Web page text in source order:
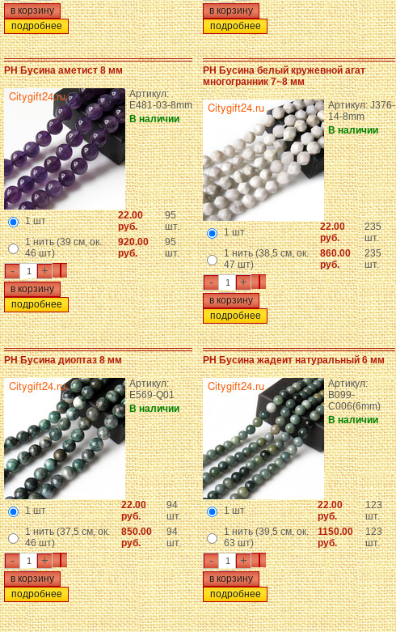
подробнее подробнее
PH Бусина аметист 8 мм
Артикул:
E481-03-8mm
В наличии
1 шт
22.00
руб.
95
шт.
1 нить (39 см, ок.
46 шт)
920.00
руб.
95
шт.
- +
подробнее
PH Бусина белый кружевной агат
многогранник 7~8 мм
Артикул: J376-
14-8mm
В наличии
1 шт
22.00
руб.
235
шт.
1 нить (38,5 см, ок.
47 шт)
860.00
руб.
235
шт.
- +
подробнее
PH Бусина диоптаз 8 мм
Артикул:
E569-Q01
В наличии
1 шт
22.00
руб.
94
шт.
1 нить (37,5 см, ок.
46 шт)
850.00
руб.
94
шт.
- +
подробнее
PH Бусина жадеит натуральный 6 мм
Артикул:
B099-
C006(6mm)
В наличии
1 шт
22.00
руб.
123
шт.
1 нить (39,5 см, ок.
63 шт)
1150.00
руб.
123
шт.
- +
подробнее